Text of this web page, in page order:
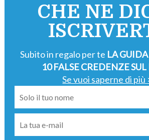
CHE NE
Subito in regalo per te LA
10 FALSE CREDENZE
Se vuoi saperne di più